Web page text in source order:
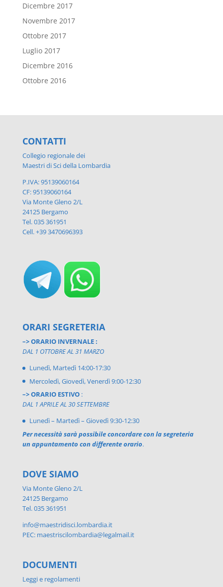
Dicembre 2017
Novembre 2017
Ottobre 2017
Luglio 2017
Dicembre 2016
Ottobre 2016
CONTATTI
Collegio regionale dei
Maestri di Sci della Lombardia
P.IVA: 95139060164
CF: 95139060164
Via Monte Gleno 2/L
24125 Bergamo
Tel. 035 361951
Cell. +39 3470696393
ORARI SEGRETERIA
–> ORARIO INVERNALE :
DAL 1 OTTOBRE AL 31 MARZO
Lunedì, Martedì 14:00-17:30
Mercoledì, Giovedì, Venerdì 9:00-12:30
–> ORARIO ESTIVO:
DAL 1 APRILE AL 30 SETTEMBRE
Lunedì – Martedì – Giovedì 9:30-12:30
Per necessità sarà possibile concordare con la segreteria
un appuntamento con differente orario.
DOVE SIAMO
Via Monte Gleno 2/L
24125 Bergamo
Tel. 035 361951
info@maestridisci.lombardia.it
PEC: maestriscilombardia@legalmail.it
DOCUMENTI
Leggi e regolamenti